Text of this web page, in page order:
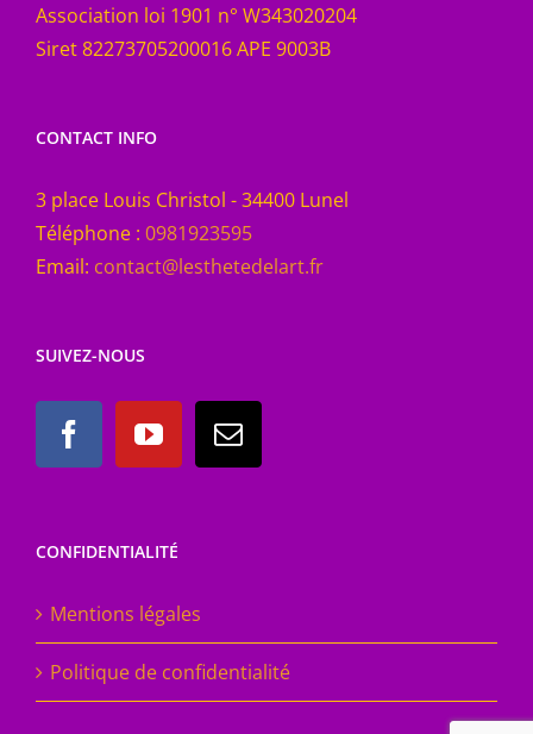
Association loi 1901 n° W343020204
Siret 82273705200016 APE 9003B
CONTACT INFO
3 place Louis Christol - 34400 Lunel
Téléphone : 0981923595
Email: contact@lesthetedelart.fr
SUIVEZ-NOUS
CONFIDENTIALITÉ
Mentions légales
Politique de confidentialité